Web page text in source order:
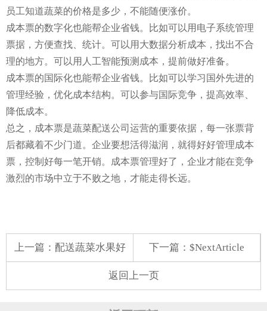
员工知道蔬菜的价格是多少，不能随便涨价。
成本票的数字化也能帮企业省钱。比如可以用电子系统管理
票据，方便查找、统计。可以用大数据分析成本，找出不合
理的地方。可以用人工智能预测成本，提前做好准备。
成本票的国际化也能帮企业省钱。比如可以学习国外先进的
管理经验，优化成本结构。可以参与国际竞争，提高效率、
降低成本。
总之，成本票是蔬菜配送公司运营的重要依据，每一张票背
后都藏着不少门道。企业要想活得滋润，就得好好管理成本
票，控制好每一笔开销。成本票管理好了，企业才能在竞争
激烈的市场中立于不败之地，才能走得长远。
上一篇： 配送蔬菜水果好 下一篇：$NextArticle
返回上一页